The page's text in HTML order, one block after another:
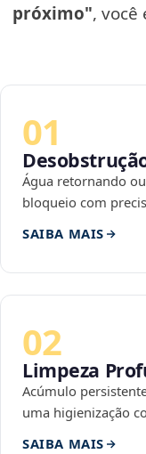
próximo", você
01
Água retornando
bloqueio com
SAIBA MAIS
02
Limpeza
Acúmulo
uma higienização
SAIBA MAIS